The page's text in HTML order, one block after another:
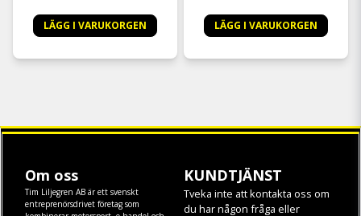
LÄGG I VARUKORGEN LÄGG I VARUKORGEN
Om oss
Tim Liljegren AB är ett svenskt
entreprenörsdrivet företag som
KUNDTJÄNST
Tveka inte att kontakta oss om
du har någon fråga eller